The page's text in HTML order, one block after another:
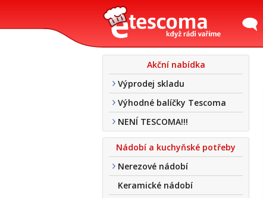
Akční nabídka
Výprodej skladu
Výhodné balíčky Tescoma
NENÍ TESCOMA!!!
Nádobí a kuchyňské potřeby
Nerezové nádobí
Keramické nádobí